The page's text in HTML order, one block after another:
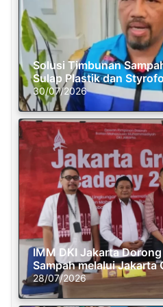
Solusi Timbunan
Sulap Plastik dan
30/07/2026
IMM DKI Jakarta
Sampah melalui Jakarta
28/07/2026